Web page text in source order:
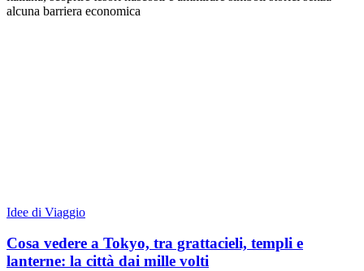
alcuna barriera economica
Idee di Viaggio
Cosa vedere a Tokyo, tra grattacieli, templi e
lanterne: la città dai mille volti